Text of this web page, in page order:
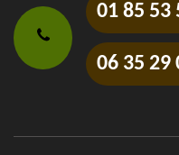
01 85 53
06 35 29